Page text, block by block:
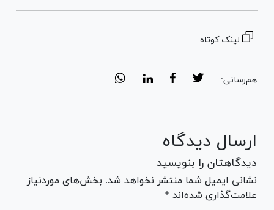
لینک کوتاه
هم‌رسانی:
ارسال دیدگاه
دیدگاهتان را بنویسید
نشانی ایمیل شما منتشر نخواهد شد. بخش‌های موردنیاز
علامت‌گذاری شده‌اند *